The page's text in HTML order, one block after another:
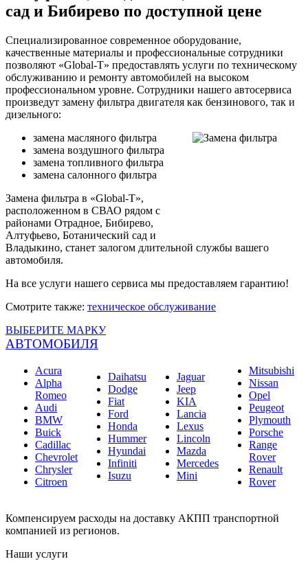
сад и Бибирево по доступной цене
Специализированное современное оборудование,
качественные материалы и профессиональные сотрудники
позволяют «Global-T» предоставлять услуги по техническому
обслуживанию и ремонту автомобилей на высоком
профессиональном уровне. Сотрудники нашего автосервиса
произведут замену фильтра двигателя как бензинового, так и
дизельного:
замена масляного фильтра
замена воздушного фильтра
замена топливного фильтра
замена салонного фильтра
Замена фильтра в «Global-T»,
расположенном в СВАО рядом с
районами Отрадное, Бибирево,
Алтуфьево, Ботанический сад и
Владыкино, станет залогом длительной службы вашего
автомобиля.
На все услуги нашего сервиса мы предоставляем гарантию!
Смотрите также: техническое обслуживание
ВЫБЕРИТЕ МАРКУ
АВТОМОБИЛЯ
Acura
Alpha
Romeo
Audi
BMW
Buick
Cadillac
Chevrolet
Chrysler
Citroen
Daihatsu
Dodge
Fiat
Ford
Honda
Hummer
Hyundai
Infiniti
Isuzu
Jaguar
Jeep
KIA
Lancia
Lexus
Lincoln
Mazda
Mercedes
Mini
Mitsubishi
Nissan
Opel
Peugeot
Plymouth
Porsche
Range
Rover
Renault
Rover
Компенсируем расходы на доставку АКПП транспортной
компанией из регионов.
Наши услуги